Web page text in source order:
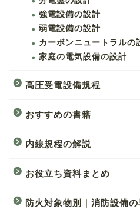
強電設備の設計
弱電設備の設計
カーボンニュートラルの
家庭の電気設備の設計
高圧受電設備規程
おすすめの書籍
内線規程の解説
お役立ち資料まとめ
防火対象物別｜消防設備